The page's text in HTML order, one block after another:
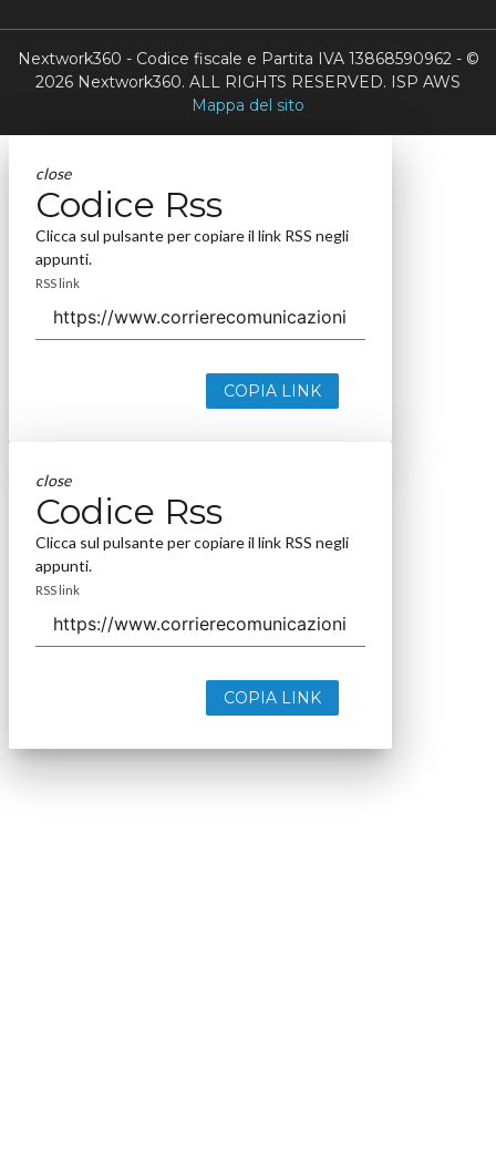
Nextwork360 - Codice fiscale e Partita IVA 13868590962 - ©
2026 Nextwork360. ALL RIGHTS RESERVED. ISP AWS
Mappa del sito
close
Codice Rss
Clicca sul pulsante per copiare il link RSS negli
appunti.
RSS link
COPIA LINK
close
Codice Rss
Clicca sul pulsante per copiare il link RSS negli
appunti.
RSS link
COPIA LINK